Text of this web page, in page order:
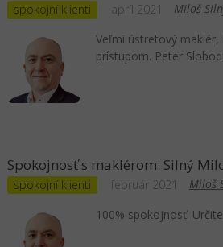
spokojní klienti Miloš
apríl 2021
Veľmi ústretový
prístupom. Peter
Spokojnosť s maklérom: Silný
spokojní klienti Miloš
február 2021
100% spokojnosť.